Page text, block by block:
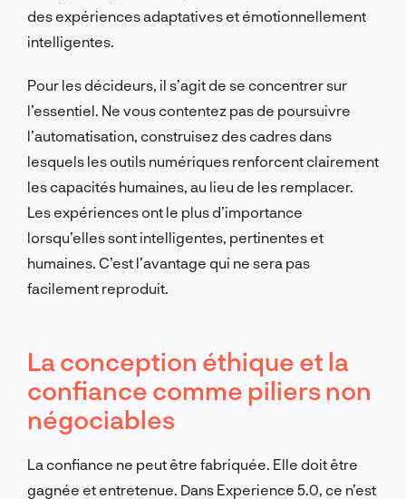
des expériences adaptatives et émotionnellement
intelligentes.
Pour les décideurs, il s’agit de se concentrer sur
l’essentiel. Ne vous contentez pas de poursuivre
l’automatisation, construisez des cadres dans
lesquels les outils numériques renforcent clairement
les capacités humaines, au lieu de les remplacer.
Les expériences ont le plus d’importance
lorsqu’elles sont intelligentes, pertinentes et
humaines. C’est l’avantage qui ne sera pas
facilement reproduit.
La conception éthique et la
confiance comme piliers non
négociables
La confiance ne peut être fabriquée. Elle doit être
gagnée et entretenue. Dans Experience 5.0, ce n’est